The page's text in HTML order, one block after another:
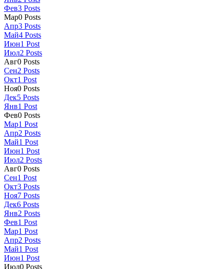
Фев3 Posts
Мар0 Posts
Апр3 Posts
Май4 Posts
Июн1 Post
Июл2 Posts
Авг0 Posts
Сен2 Posts
Окт1 Post
Ноя0 Posts
Дек5 Posts
Янв1 Post
Фев0 Posts
Мар1 Post
Апр2 Posts
Май1 Post
Июн1 Post
Июл2 Posts
Авг0 Posts
Сен1 Post
Окт3 Posts
Ноя7 Posts
Дек6 Posts
Янв2 Posts
Фев1 Post
Мар1 Post
Апр2 Posts
Май1 Post
Июн1 Post
Июл0 Posts